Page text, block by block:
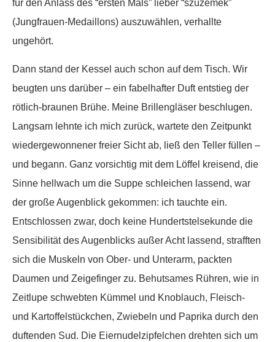
für den Anlass des “ersten Mals” lieber “szüzemek”
(Jungfrauen-Medaillons) auszuwählen, verhallte
ungehört.
Dann stand der Kessel auch schon auf dem Tisch. Wir
beugten uns darüber – ein fabelhafter Duft entstieg der
rötlich-braunen Brühe. Meine Brillengläser beschlugen.
Langsam lehnte ich mich zurück, wartete den Zeitpunkt
wiedergewonnener freier Sicht ab, ließ den Teller füllen –
und begann. Ganz vorsichtig mit dem Löffel kreisend, die
Sinne hellwach um die Suppe schleichen lassend, war
der große Augenblick gekommen: ich tauchte ein.
Entschlossen zwar, doch keine Hundertstelsekunde die
Sensibilität des Augenblicks außer Acht lassend, strafften
sich die Muskeln von Ober- und Unterarm, packten
Daumen und Zeigefinger zu. Behutsames Rühren, wie in
Zeitlupe schwebten Kümmel und Knoblauch, Fleisch-
und Kartoffelstückchen, Zwiebeln und Paprika durch den
duftenden Sud. Die Eiernudelzipfelchen drehten sich um